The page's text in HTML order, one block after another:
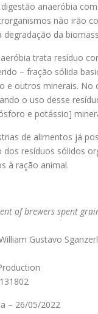
anaeróbia
não irão
da
trata resíduo
– fração sólida
e outros minerais. No
o uso desse
e potássio]
de alimentos já
resíduos sólidos
à ração animal.
of brewers spent
Gustavo
– 26/05/2022